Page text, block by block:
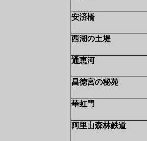
安済橋
西湖の土堤
通恵河
昌徳宮の秘苑
華虹門
阿里山森林鉄道